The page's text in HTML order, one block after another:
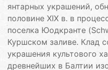
янтарных украшений,
половине XIX в. в
поселка Юодкранте
Куршском заливе. Клад
украшения культового
древнейших в Балтии